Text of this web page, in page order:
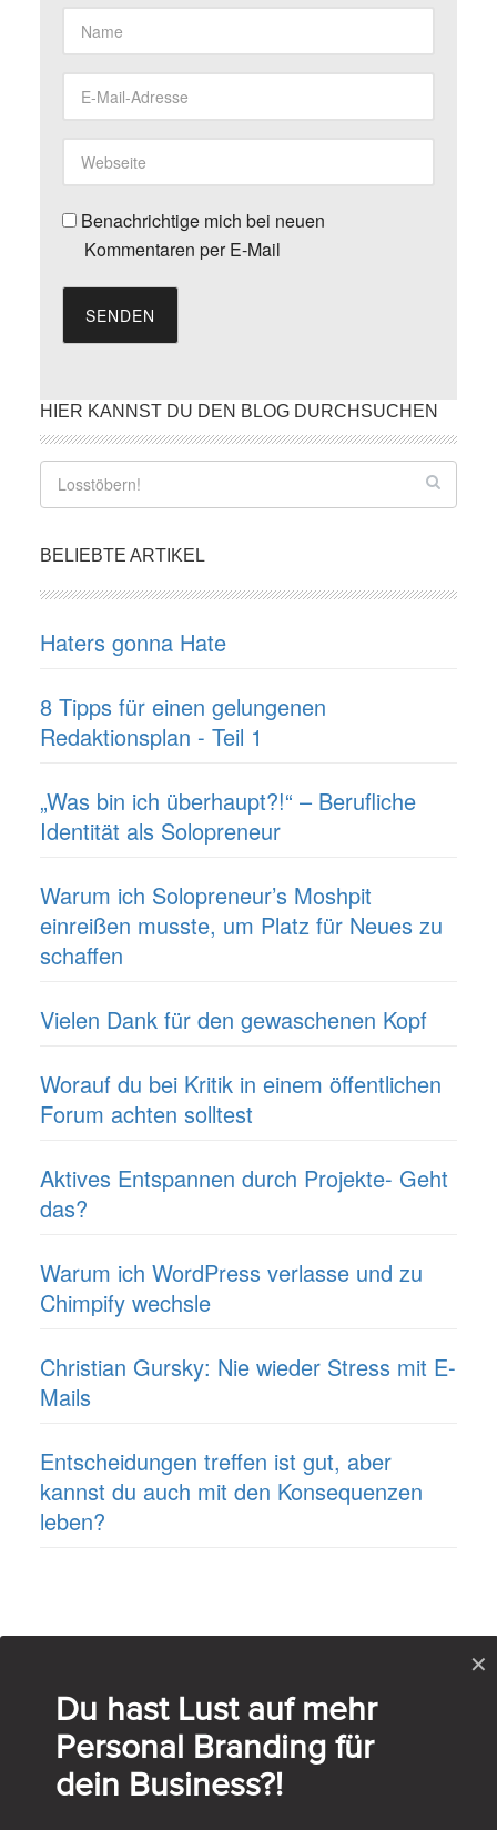
Benachrichtige mich bei neuen
Kommentaren per E-Mail
SENDEN
HIER KANNST DU DEN BLOG DURCHSUCHEN
BELIEBTE ARTIKEL
Haters gonna Hate
8 Tipps für einen gelungenen
Redaktionsplan - Teil 1
„Was bin ich überhaupt?!“ – Berufliche
Identität als Solopreneur
Warum ich Solopreneur’s Moshpit
einreißen musste, um Platz für Neues zu
schaffen
Vielen Dank für den gewaschenen Kopf
Worauf du bei Kritik in einem öffentlichen
Forum achten solltest
Aktives Entspannen durch Projekte- Geht
das?
Warum ich WordPress verlasse und zu
Chimpify wechsle
Christian Gursky: Nie wieder Stress mit E-
Mails
Entscheidungen treffen ist gut, aber
kannst du auch mit den Konsequenzen
leben?
✕
Du hast Lust auf mehr
Personal Branding für
dein Business?!